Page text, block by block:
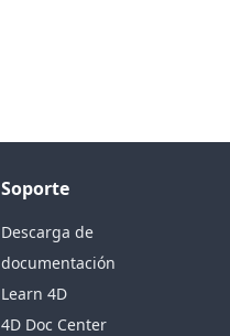
Soporte
Descarga de
documentación
Learn 4D
4D Doc Center